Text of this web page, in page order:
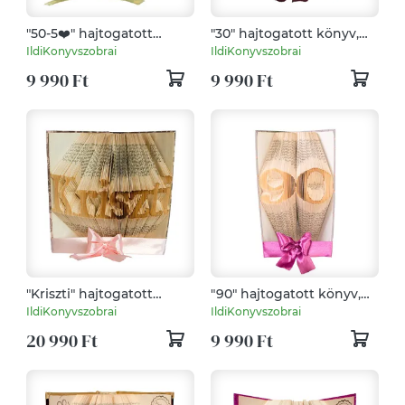
"50-5❤️" hajtogatott
könyv, könyvszobor
születésnapra -
Rendelésre
IldiKonyvszobrai
9 990 Ft
"30" hajtogatott könyv,
könyvszobor
születésnapra -
Rendelésre
IldiKonyvszobrai
9 990 Ft
"Kriszti" hajtogatott
könyv, könyvszobor
születésnapra, névnapra,
karácsonyra- Rendelésre
IldiKonyvszobrai
20 990 Ft
"90" hajtogatott könyv,
könyvszobor esküvőre,
évfordulóra,
nászajándéknak-
Rendelésre
IldiKonyvszobrai
9 990 Ft